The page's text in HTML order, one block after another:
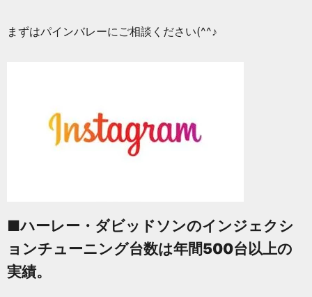
まずはパインバレーにご相談ください(^^♪
■ハーレー・ダビッドソンのインジェクシ
ョンチューニング台数は年間500台以上の
実績。